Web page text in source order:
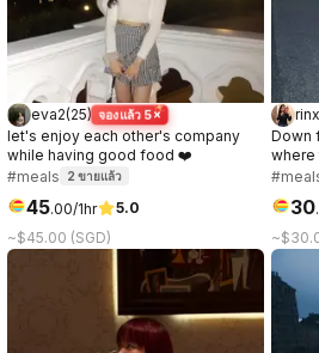
eva2(25) จองแล้ว 5×
let's enjoy each other's company
while having good food ❤️
#meals
2 ขายแล้ว
45.00/1hr
5.0
~$45.00 (SGD)
Down
where
love
30.